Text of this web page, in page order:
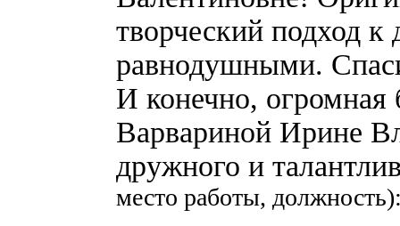
творческий подход к
равнодушными.
И конечно, огромная
Варвариной Ирине
дружного и
место работы,